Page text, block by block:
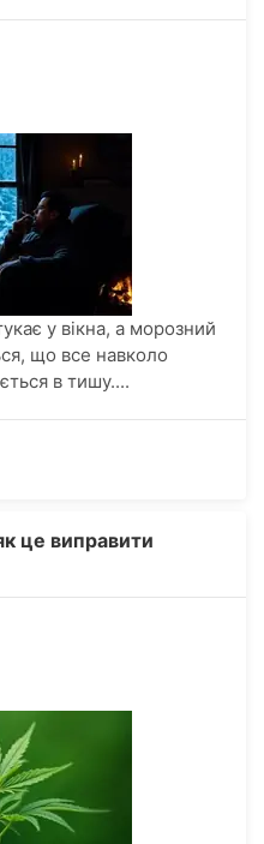
у вікна, а морозний
що все навколо
в тишу....
це виправити